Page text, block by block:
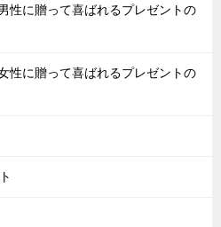
性に贈って喜ばれるプレゼントの
性に贈って喜ばれるプレゼントの